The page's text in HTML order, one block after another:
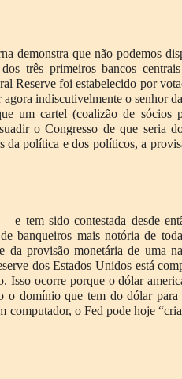
demonstra que não podemos
três primeiros bancos
Reserve foi estabelecido por
indiscutivelmente o senhor
um cartel (coalizão de sócios
o Congresso de que seria
da política e dos políticos, a
e tem sido contestada desde
banqueiros mais notória de
da provisão monetária de uma
dos Estados Unidos está
Isso ocorre porque o dólar
o domínio que tem do dólar
computador, o Fed pode hoje